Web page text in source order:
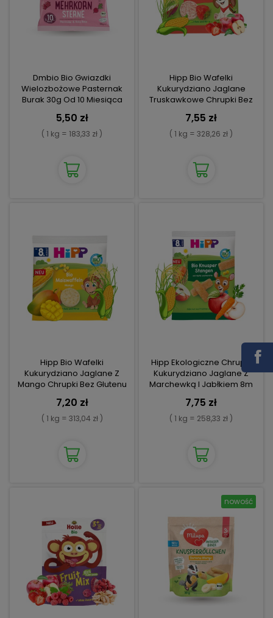
Dmbio Bio Gwiazdki
Wielozbożowe Pasternak
Burak 30g Od 10 Miesiąca
5,50 zł
( 1 kg = 183,33 zł )
Hipp Bio Wafelki
Kukurydziano Jaglane
Truskawkowe Chrupki Bez
7,55 zł
( 1 kg = 328,26 zł )
Hipp Bio Wafelki
Kukurydziano Jaglane Z
Mango Chrupki Bez Glutenu
7,20 zł
( 1 kg = 313,04 zł )
Hipp Ekologiczne Chrupki
Kukurydziano Jaglane Z
Marchewką I Jabłkiem 8m
7,75 zł
( 1 kg = 258,33 zł )
nowość